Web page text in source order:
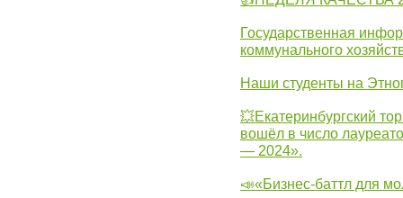
Государственная
коммунального
Наши студенты на
💥Екатеринбургский
вошёл в число
— 2024».
📣«Бизнес-баттл для